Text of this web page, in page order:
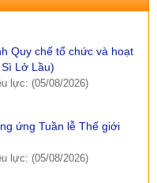
Lở Lầu)
lực: (05/08/2026)
lực: (05/08/2026)